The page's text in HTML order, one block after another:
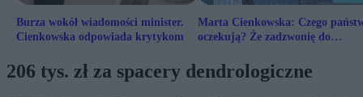
Burza wokół wiadomości minister.
Cienkowska odpowiada krytykom
Marta Cienkowska: Czego
oczekują? Że zadzwonię do
się nie podoba”?
206 tys. zł za spacery dendrologiczne